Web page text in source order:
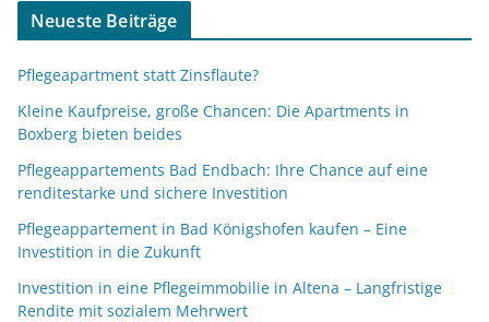
Neueste Beiträge
Pflegeapartment statt Zinsflaute?
Kleine Kaufpreise, große Chancen: Die Apartments in
Boxberg bieten beides
Pflegeappartements Bad Endbach: Ihre Chance auf eine
renditestarke und sichere Investition
Pflegeappartement in Bad Königshofen kaufen – Eine
Investition in die Zukunft
Investition in eine Pflegeimmobilie in Altena – Langfristige
Rendite mit sozialem Mehrwert